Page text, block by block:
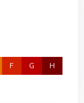
F G H